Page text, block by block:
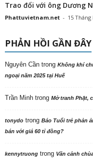
Trao đổi với ông Dương
Phattuvietnam.net - 15 Tháng
PHẢN HỒI GẦN ĐÂY
Nguyên Cần trong Không khí
ngoại năm 2025 tại Huế
Trần Minh trong Mở tranh Phật,
tonydo trong Báo Tuổi trẻ phản
bán với giá 60 tỉ đồng?
kennytruong trong Vãn cảnh